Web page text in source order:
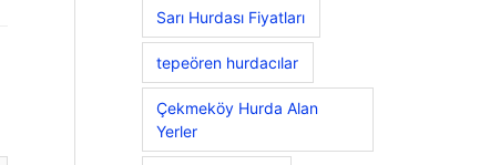
Sarı Hurdası Fiyatları
tepeören hurdacılar
Çekmeköy Hurda Alan
Yerler